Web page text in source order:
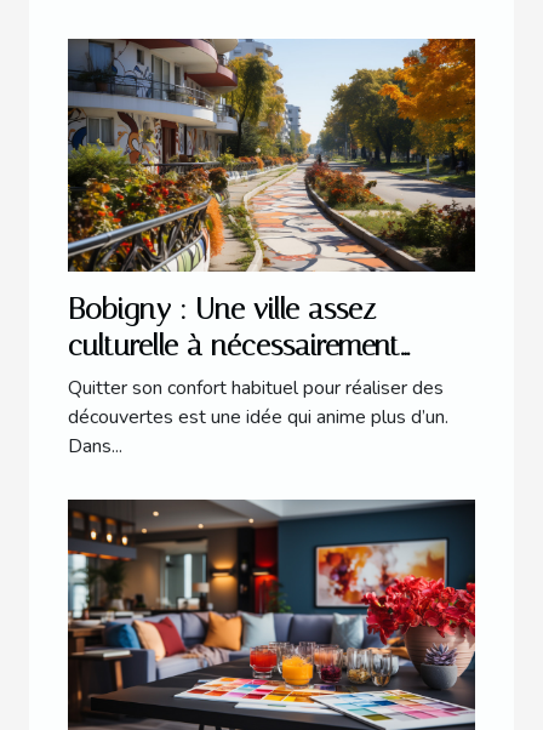
Bobigny : Une ville assez
culturelle à nécessairement
explorer
Quitter son confort habituel pour réaliser des
découvertes est une idée qui anime plus d’un.
Dans...